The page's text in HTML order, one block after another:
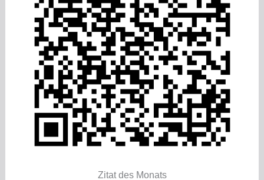
Zitat des Monats